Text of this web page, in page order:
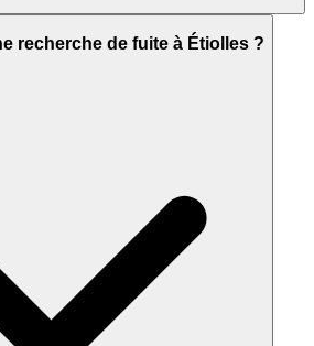
recherche de fuite à Étiolles ?